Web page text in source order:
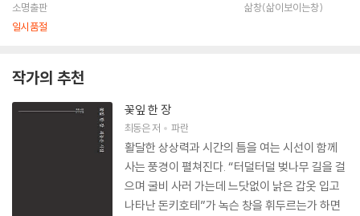
소명출판
일시품절
삶창(삶이보이는창)
작가의 추천
꽃잎 한 장
최동은저 파란
활달한 상상력과 시간의 틈을 여는 시선이 함께
사는 풍경이 펼쳐진다. “터덜터덜 벚나무 길을 걸
으며 굴비 사러 가는데 느닷없이 낡은 갑옷 입고
나타난 돈키호테”가 녹슨 창을 휘두르는가 하면